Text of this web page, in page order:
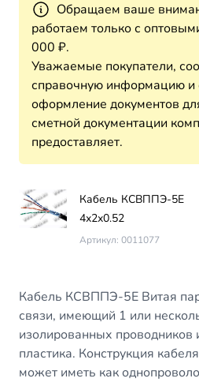
Обращаем ваше
работаем только с
000 ₽.
Уважаемые покупатели,
справочную информацию и
оформление документов
сметной документации
предоставляет.
Кабель КСВППЭ-5Е
4х2х0.52
Артикул: 0011077
Кабель КСВППЭ-5Е Витая
связи, имеющий 1 или
изолированных проводников
пластика. Конструкция
может иметь как